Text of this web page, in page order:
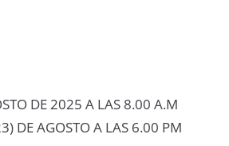
DE 2025 A LAS 8.00 A.M
DE AGOSTO A LAS 6.00 PM